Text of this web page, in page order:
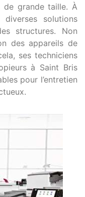
de grande taille. À
solutions
structures. Non
des appareils de
ses techniciens
à Saint Bris
pour l’entretien